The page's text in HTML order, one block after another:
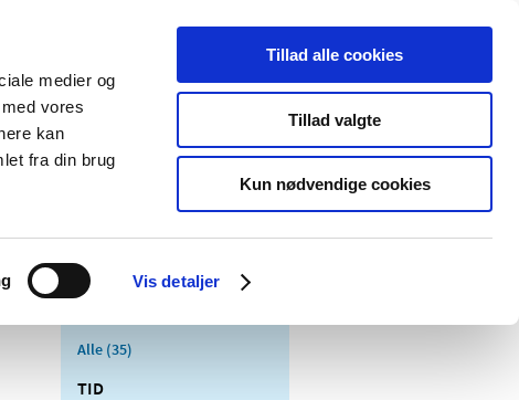
medier og
vores
kan
fra din brug
Vis detaljer
Tillad alle cookies
Tillad valgte
Kun nødvendige cookies
Udgivelser
Medicinsk
Særlige
produktområder
Alle (35)
TID